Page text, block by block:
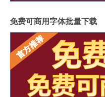
免费可商用字体批量下载